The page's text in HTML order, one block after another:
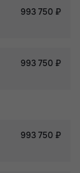
993 750 ₽
993 750 ₽
993 750 ₽